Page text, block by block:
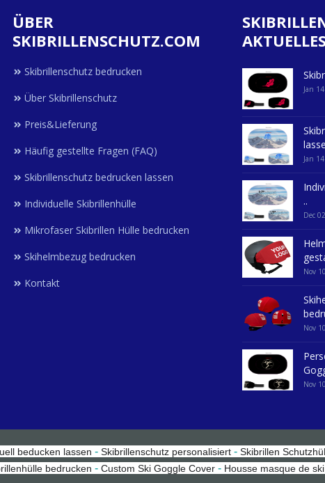
ÜBER
SKIBRILLENSCHUTZ.COM
Skibrillenschutz bedrucken
Über Skibrillenschutz
Preis&Lieferung
Häufig gestellte Fragen (FAQ)
Skibrillenschutz bedrucken lassen
Individuelle Skibrillenhülle
Mikrofaser Skibrillen Hülle bedrucken
Skihelmbezug bedrucken
Kontakt
Jan
Jan
..
Dec
Nov
Nov
Nov
beducken lassen - Skibrillenschutz personalisiert - Skibrillen
bedrucken - Custom Ski Goggle Cover - Housse masque de